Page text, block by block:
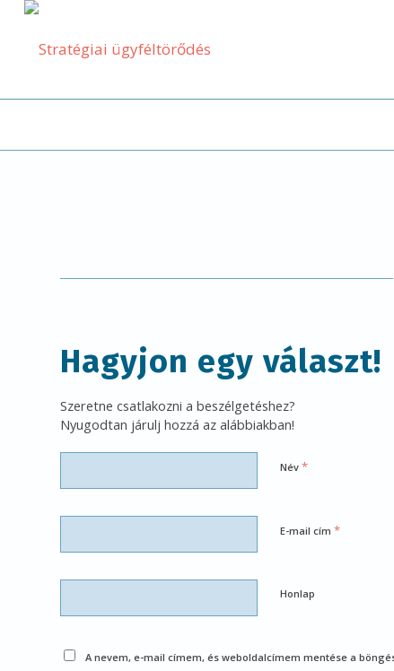
Hagyjon egy választ!
Szeretne csatlakozni a beszélgetéshez?
Nyugodtan járulj hozzá az alábbiakban!
Név *
E-mail cím *
Honlap
A nevem, e-mail címem, és weboldalcímem mentése a